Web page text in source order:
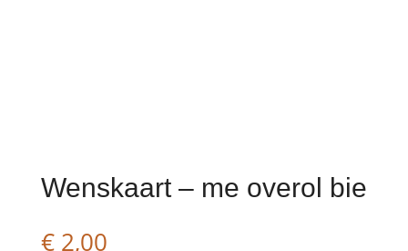
Wenskaart – me overol bie
€2,00